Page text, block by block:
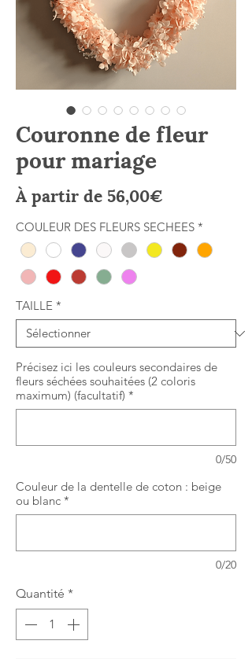
Couronne de fleur
pour mariage
À partir de 56,00€
COULEUR DES FLEURS SECHEES *
TAILLE *
Précisez ici les couleurs secondaires de
fleurs séchées souhaitées (2 coloris
maximum) (facultatif) *
0/50
Couleur de la dentelle de coton : beige
ou blanc *
0/20
Quantité *